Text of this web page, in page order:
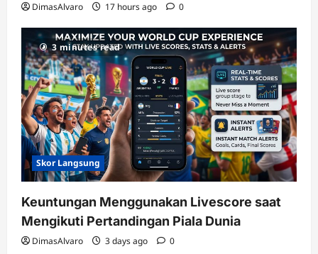
DimasAlvaro 17 hours ago 0
3 minutes read
Skor Langsung
Keuntungan Menggunakan Livescore saat
Mengikuti Pertandingan Piala Dunia
DimasAlvaro 3 days ago 0